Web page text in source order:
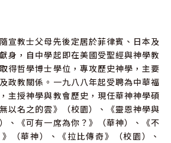
宣教士父母先後定居於菲律賓、日本及
身，自中學起即在美國受聖經與神學教
得哲學博士學位，專攻歷史神學，主要
政教關係。一九八八年起受聘為中華福
主授神學與教會歷史，現任華神神學碩
以名之的雲》（校園）、《靈恩神學與
、《可有一席為你？》（華神）、《不
（華神）、《拉比傳奇》（校園）、